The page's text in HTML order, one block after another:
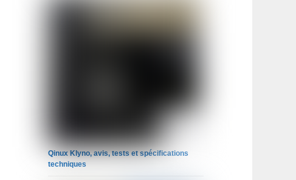
Qinux Klyno, avis, tests et spécifications
techniques